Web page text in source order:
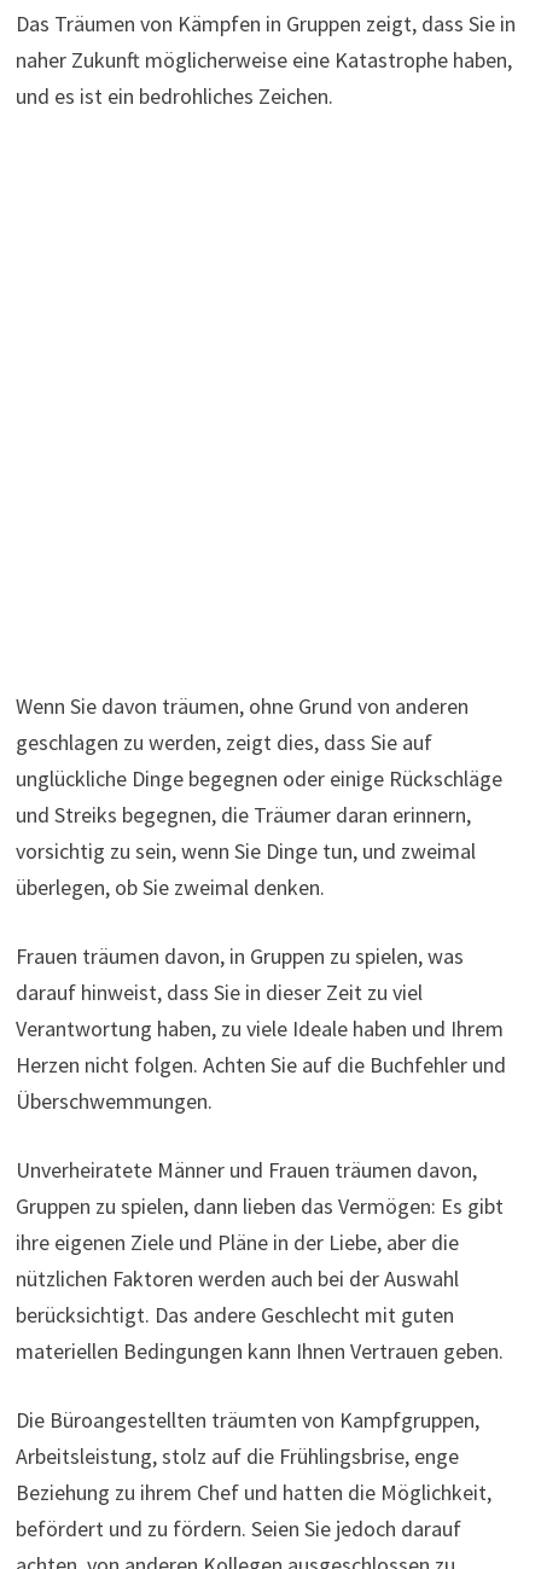
Das Träumen von Kämpfen in Gruppen zeigt, dass Sie in
naher Zukunft möglicherweise eine Katastrophe haben,
und es ist ein bedrohliches Zeichen.
Wenn Sie davon träumen, ohne Grund von anderen
geschlagen zu werden, zeigt dies, dass Sie auf
unglückliche Dinge begegnen oder einige Rückschläge
und Streiks begegnen, die Träumer daran erinnern,
vorsichtig zu sein, wenn Sie Dinge tun, und zweimal
überlegen, ob Sie zweimal denken.
Frauen träumen davon, in Gruppen zu spielen, was
darauf hinweist, dass Sie in dieser Zeit zu viel
Verantwortung haben, zu viele Ideale haben und Ihrem
Herzen nicht folgen. Achten Sie auf die Buchfehler und
Überschwemmungen.
Unverheiratete Männer und Frauen träumen davon,
Gruppen zu spielen, dann lieben das Vermögen: Es gibt
ihre eigenen Ziele und Pläne in der Liebe, aber die
nützlichen Faktoren werden auch bei der Auswahl
berücksichtigt. Das andere Geschlecht mit guten
materiellen Bedingungen kann Ihnen Vertrauen geben.
Die Büroangestellten träumten von Kampfgruppen,
Arbeitsleistung, stolz auf die Frühlingsbrise, enge
Beziehung zu ihrem Chef und hatten die Möglichkeit,
befördert und zu fördern. Seien Sie jedoch darauf